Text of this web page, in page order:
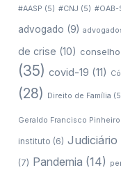
#AASP (5) #CNJ (5) #OAB-
advogado (9)
de crise (10) conselho
(35) covid-19 (11)
(28)
Direito de Família
Geraldo Francisco
instituto (6) Judiciário
(7) Pandemia (14)